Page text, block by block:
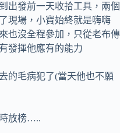
出發前一天收拾工具，兩個
現場，小寶始終就是嗨嗨
也沒全程參加，只從老布傳
發揮他應有的能力
的毛病犯了(當天他也不願
放榜…..